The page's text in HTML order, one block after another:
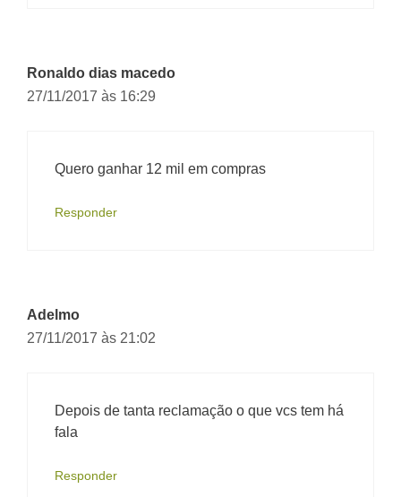
Ronaldo dias macedo
27/11/2017 às 16:29
Quero ganhar 12 mil em compras
Responder
Adelmo
27/11/2017 às 21:02
Depois de tanta reclamação o que vcs tem há
fala
Responder